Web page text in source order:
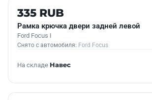
Б/У В НАЛИЧИИ
335 RUB
Рамка крючка двери задней левой
Ford Focus I
Снято с автомобиля: Ford Focus
На складе Навес